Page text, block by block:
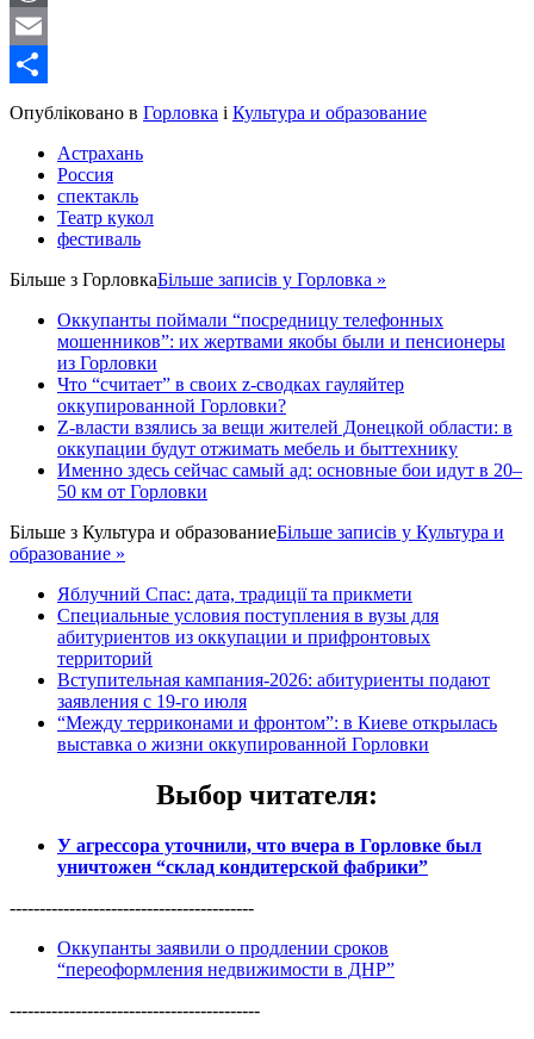
WordPress
Email
Share
Опубліковано в Горловка і Культура и образование
Астрахань
Россия
спектакль
Театр кукол
фестиваль
Більше з ГорловкаБільше записів у Горловка »
Оккупанты поймали “посредницу телефонных
мошенников”: их жертвами якобы были и пенсионеры
из Горловки
Что “считает” в своих z-сводках гауляйтер
оккупированной Горловки?
Z-власти взялись за вещи жителей Донецкой области: в
оккупации будут отжимать мебель и быттехнику
Именно здесь сейчас самый ад: основные бои идут в 20–
50 км от Горловки
Більше з Культура и образованиеБільше записів у Культура и
образование »
Яблучний Спас: дата, традиції та прикмети
Специальные условия поступления в вузы для
абитуриентов из оккупации и прифронтовых
территорий
Вступительная кампания-2026: абитуриенты подают
заявления с 19-го июля
“Между терриконами и фронтом”: в Киеве открылась
выставка о жизни оккупированной Горловки
Выбор читателя:
У агрессора уточнили, что вчера в Горловке был
уничтожен “склад кондитерской фабрики”
-----------------------------------------
Оккупанты заявили о продлении сроков
“переоформления недвижимости в ДНР”
------------------------------------------